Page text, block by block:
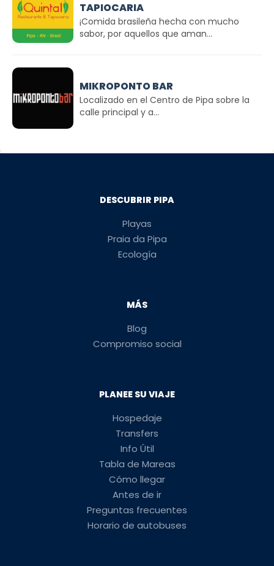
TAPIOCARIA
¡Comida brasileña hecha con mucho
sabor, por aquellos que aman...
MIKROPONTO BAR
Localizado en el Centro de Pipa sobre la
calle principal y a...
DESCUBRIR PIPA
Playas
Praia da Pipa
Ecología
MÁS
Blog
Compromiso social
PLANEE SU VIAJE
Hospedaje
Transfers
Info Útil
Tabla de Mareas
Cómo llegar
Antes de ir
Preguntas frecuentes
Horario de autobuses